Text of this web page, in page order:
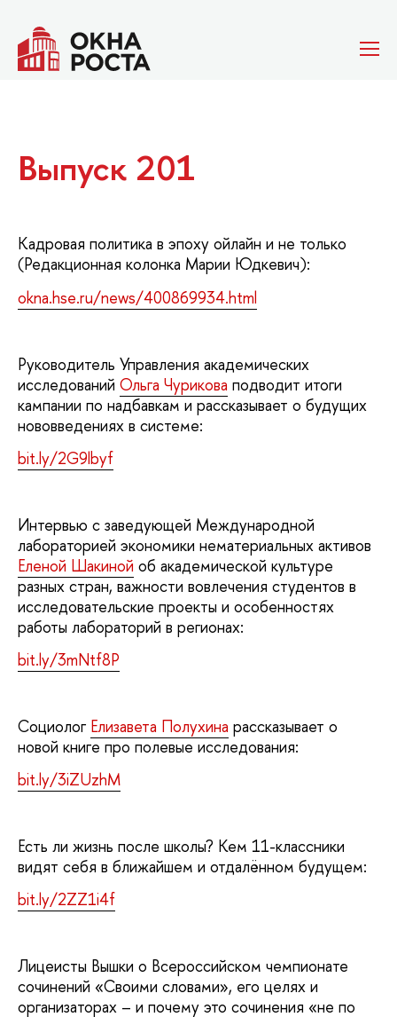
Выпуск 201
Кадровая политика в эпоху ойлайн и не только
(Редакционная колонка Марии Юдкевич):
okna.hse.ru/news/400869934.html
Руководитель Управления академических
исследований Ольга Чурикова подводит итоги
кампании по надбавкам и рассказывает о будущих
нововведениях в системе:
bit.ly/2G9lbyf
Интервью с заведующей Международной
лабораторией экономики нематериальных активов
Еленой Шакиной об академической культуре
разных стран, важности вовлечения студентов в
исследовательские проекты и особенностях
работы лабораторий в регионах:
bit.ly/3mNtf8P
Социолог Елизавета Полухина рассказывает о
новой книге про полевые исследования:
bit.ly/3iZUzhM
Есть ли жизнь после школы? Кем 11-классники
видят себя в ближайшем и отдалённом будущем:
bit.ly/2ZZ1i4f
Лицеисты Вышки о Всероссийском чемпионате
сочинений «Своими словами», его целях и
организаторах – и почему это сочинения «не по